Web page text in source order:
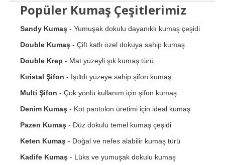
Popüler Kumaş Çeşitlerimiz
Sandy Kumaş - Yumuşak dokulu dayanıklı kumaş çeşidi
Double Kumaş - Çift katlı özel dokuya sahip kumaş
Double Krep - Mat yüzeyli şık kumaş türü
Kıristal Şifon - Işıltılı yüzeye sahip şifon kumaş
Multi Şifon - Çok yönlü kullanım için şifon kumaş
Denim Kumaş - Kot pantolon üretimi için ideal kumaş
Pazen Kumaş - Düz dokulu temel kumaş çeşidi
Keten Kumaş - Doğal ve nefes alabilir kumaş türü
Kadife Kumaş - Lüks ve yumuşak dokulu kumaş